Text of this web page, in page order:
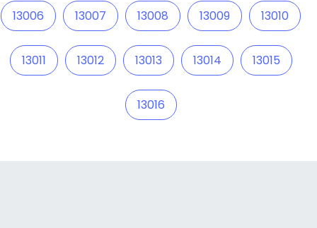
13006 13007 13008 13009 13010
13011 13012 13013 13014 13015
13016